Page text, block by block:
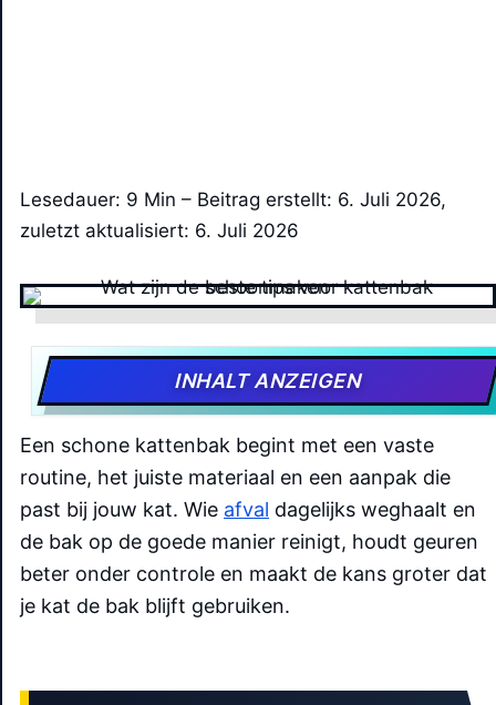
Lesedauer: 9 Min – Beitrag erstellt: 6. Juli 2026,
zuletzt aktualisiert: 6. Juli 2026
INHALT ANZEIGEN
Een schone kattenbak begint met een vaste
routine, het juiste materiaal en een aanpak die
past bij jouw kat. Wie afval dagelijks weghaalt en
de bak op de goede manier reinigt, houdt geuren
beter onder controle en maakt de kans groter dat
je kat de bak blijft gebruiken.